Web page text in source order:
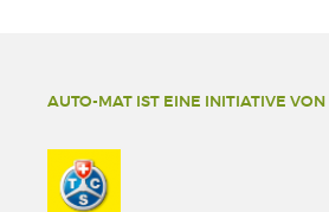
AUTO-MAT IST EINE INITIATIVE VON